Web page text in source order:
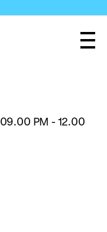
PM - 12.00